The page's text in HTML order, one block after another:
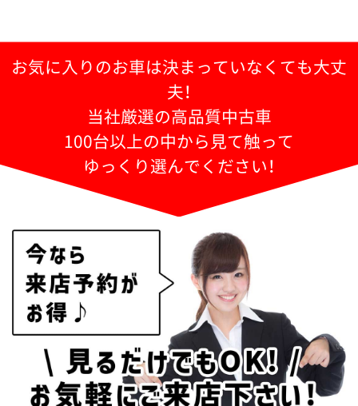
お気に入りのお車は決まっていなくても大丈
夫！
当社厳選の高品質中古車
100台以上の中から見て触って
ゆっくり選んでください！